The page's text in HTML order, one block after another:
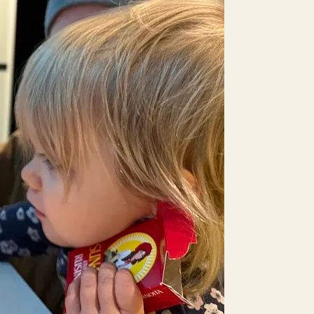
Filmatiseringar Framsidor
Historia Illustrerat Klass
Kvinnors liv Kärlek
Läsa Mord Nobelpriset
Nyutkommet Personligt Poesi
& samhälle Prisbelönt
Relationer Sorg
Storbritannien Summeringar
Tonår Ungdomsböcker
USA Vill läsa